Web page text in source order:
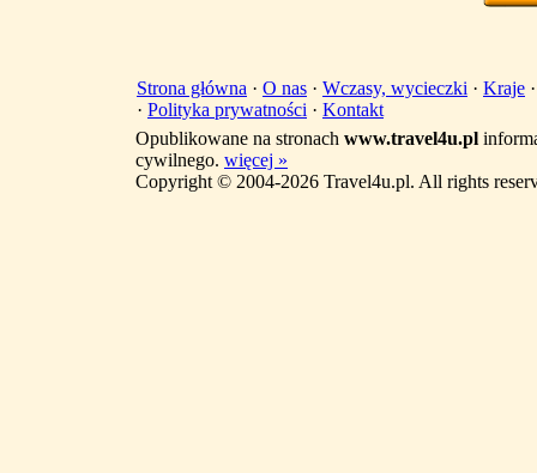
Strona główna · O nas · Wczasy, wycieczki · Kraje
· Polityka prywatności · Kontakt
Opublikowane na stronach www.travel4u.pl
cywilnego. więcej »
Copyright © 2004-2026 Travel4u.pl. All rights